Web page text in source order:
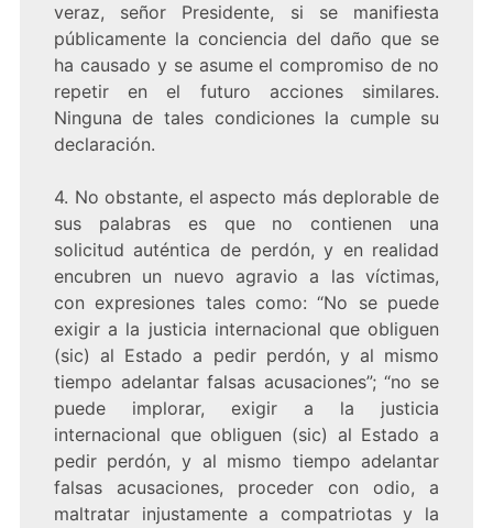
veraz, señor Presidente, si se manifiesta
públicamente la conciencia del daño que se
ha causado y se asume el compromiso de no
repetir en el futuro acciones similares.
Ninguna de tales condiciones la cumple su
declaración.
4. No obstante, el aspecto más deplorable de
sus palabras es que no contienen una
solicitud auténtica de perdón, y en realidad
encubren un nuevo agravio a las víctimas,
con expresiones tales como: “No se puede
exigir a la justicia internacional que obliguen
(sic) al Estado a pedir perdón, y al mismo
tiempo adelantar falsas acusaciones”; “no se
puede implorar, exigir a la justicia
internacional que obliguen (sic) al Estado a
pedir perdón, y al mismo tiempo adelantar
falsas acusaciones, proceder con odio, a
maltratar injustamente a compatriotas y la